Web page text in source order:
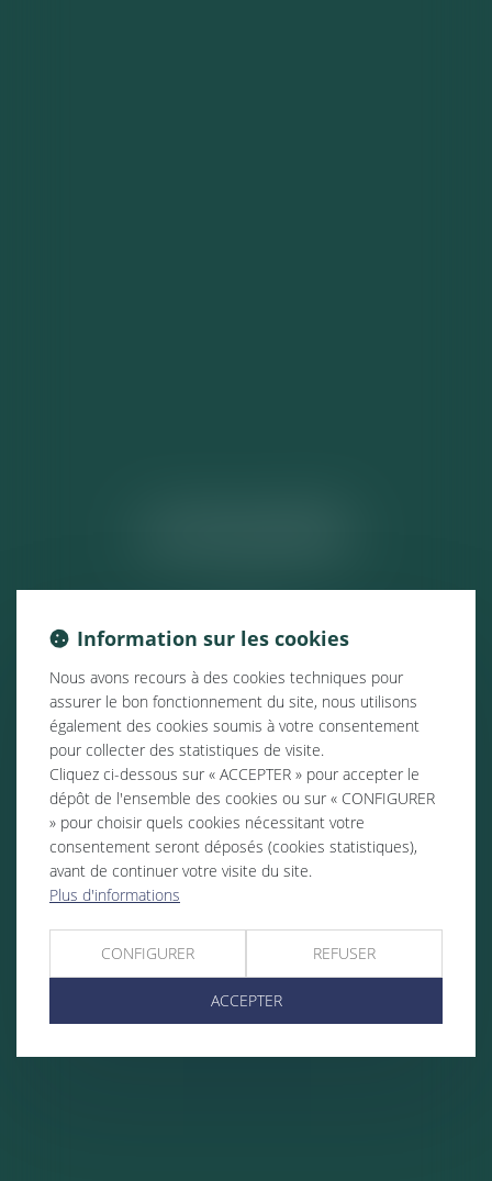
Information sur les cookies
Nous avons recours à des cookies techniques pour
assurer le bon fonctionnement du site, nous utilisons
également des cookies soumis à votre consentement
pour collecter des statistiques de visite.
Cliquez ci-dessous sur « ACCEPTER » pour accepter le
dépôt de l'ensemble des cookies ou sur « CONFIGURER
» pour choisir quels cookies nécessitant votre
consentement seront déposés (cookies statistiques),
avant de continuer votre visite du site.
Plus d'informations
CONFIGURER REFUSER
ACCEPTER